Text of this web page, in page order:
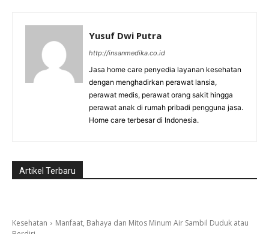
Yusuf Dwi Putra
http://insanmedika.co.id
Jasa home care penyedia layanan kesehatan
dengan menghadirkan perawat lansia,
perawat medis, perawat orang sakit hingga
perawat anak di rumah pribadi pengguna jasa.
Home care terbesar di Indonesia.
Artikel Terbaru